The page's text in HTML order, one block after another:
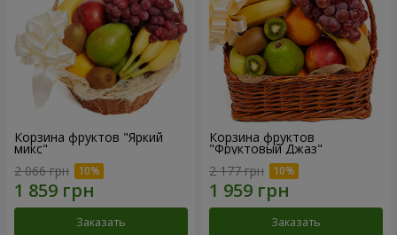
Корзина фруктов "Яркий
микс"
2 066 грн
Заказать
Корзина фруктов
"Фруктовый Джаз"
2 177 грн
Заказать